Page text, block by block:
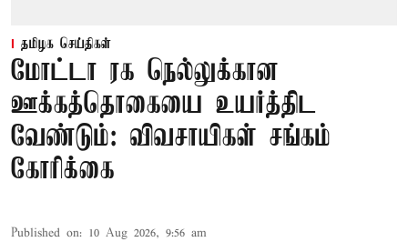
தமிழக செய்திகள்
மோட்டா ரக நெல்லுக்கான
ஊக்கத்தொகையை உயர்த்திட
வேண்டும்: விவசாயிகள் சங்கம்
கோரிக்கை
Published on: 10 Aug 2026, 9:56 am